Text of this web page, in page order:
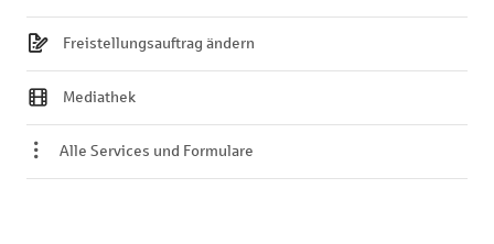
Freistellungsauftrag ändern
Mediathek
Alle Services und Formulare